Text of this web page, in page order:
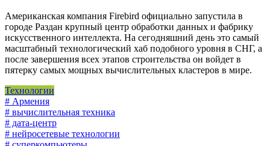
Американская компания Firebird официально запустила в
городе Раздан крупный центр обработки данных и фабрику
искусственного интеллекта. На сегодняшний день это самый
масштабный технологический хаб подобного уровня в СНГ, а
после завершения всех этапов строительства он войдет в
пятерку самых мощных вычислительных кластеров в мире.
Технологии
# Армения
# вычислительная техника
# дата-центр
# нейросетевые технологии